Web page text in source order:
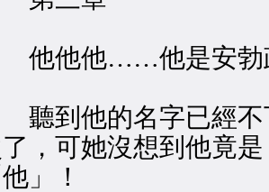
他他……他是安勃
到他的名字已經不
，可她沒想到他竟是
他」！